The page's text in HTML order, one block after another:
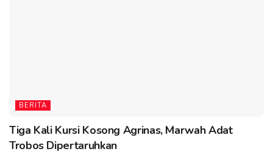
BERITA
Tiga Kali Kursi Kosong Agrinas, Marwah Adat
Trobos Dipertaruhkan